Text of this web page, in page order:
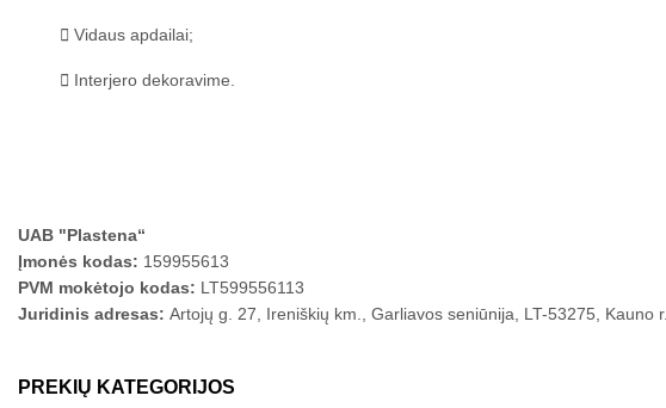
Vidaus apdailai;
Interjero dekoravime.
UAB "Plastena“
Įmonės kodas: 159955613
PVM mokėtojo kodas: LT599556113
Juridinis adresas: Artojų g. 27, Ireniškių km., Garliavos seniūnija, LT-53275, Kauno r.
PREKIŲ KATEGORIJOS